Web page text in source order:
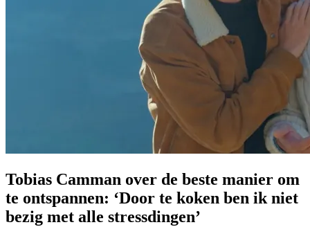
Tobias Camman over de beste manier om
te ontspannen: ‘Door te koken ben ik niet
bezig met alle stressdingen’